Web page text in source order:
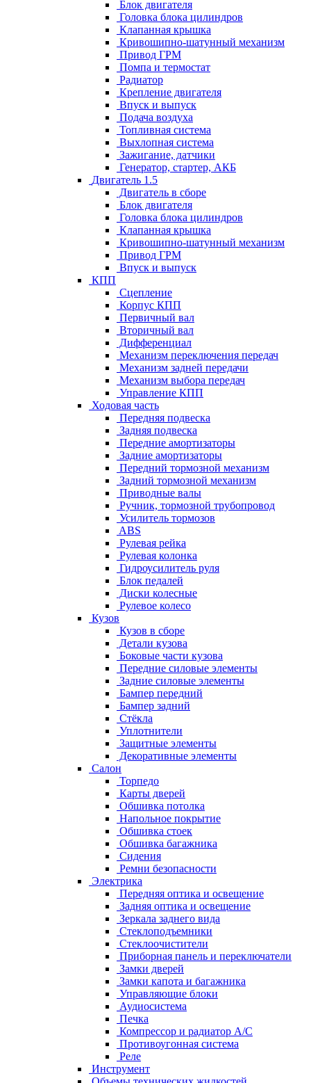
Блок двигателя
Головка блока цилиндров
Клапанная крышка
Кривошипно-шатунный механизм
Привод ГРМ
Помпа и термостат
Радиатор
Крепление двигателя
Впуск и выпуск
Подача воздуха
Топливная система
Выхлопная система
Зажигание, датчики
Генератор, стартер, АКБ
Двигатель 1.5
Двигатель в сборе
Блок двигателя
Головка блока цилиндров
Клапанная крышка
Кривошипно-шатунный механизм
Привод ГРМ
Впуск и выпуск
КПП
Сцепление
Корпус КПП
Первичный вал
Вторичный вал
Дифференциал
Механизм переключения передач
Механизм задней передачи
Механизм выбора передач
Управление КПП
Ходовая часть
Передняя подвеска
Задняя подвеска
Передние амортизаторы
Задние амортизаторы
Передний тормозной механизм
Задний тормозной механизм
Приводные валы
Ручник, тормозной трубопровод
Усилитель тормозов
ABS
Рулевая рейка
Рулевая колонка
Гидроусилитель руля
Блок педалей
Диски колесные
Рулевое колесо
Кузов
Кузов в сборе
Детали кузова
Боковые части кузова
Передние силовые элементы
Задние силовые элементы
Бампер передний
Бампер задний
Стёкла
Уплотнители
Защитные элементы
Декоративные элементы
Салон
Торпедо
Карты дверей
Обшивка потолка
Напольное покрытие
Обшивка стоек
Обшивка багажника
Сидения
Ремни безопасности
Электрика
Передняя оптика и освещение
Задняя оптика и освещение
Зеркала заднего вида
Стеклоподъемники
Стеклоочистители
Приборная панель и переключатели
Замки дверей
Замки капота и багажника
Управляющие блоки
Аудиосистема
Печка
Компрессор и радиатор А/C
Противоугонная система
Реле
Инструмент